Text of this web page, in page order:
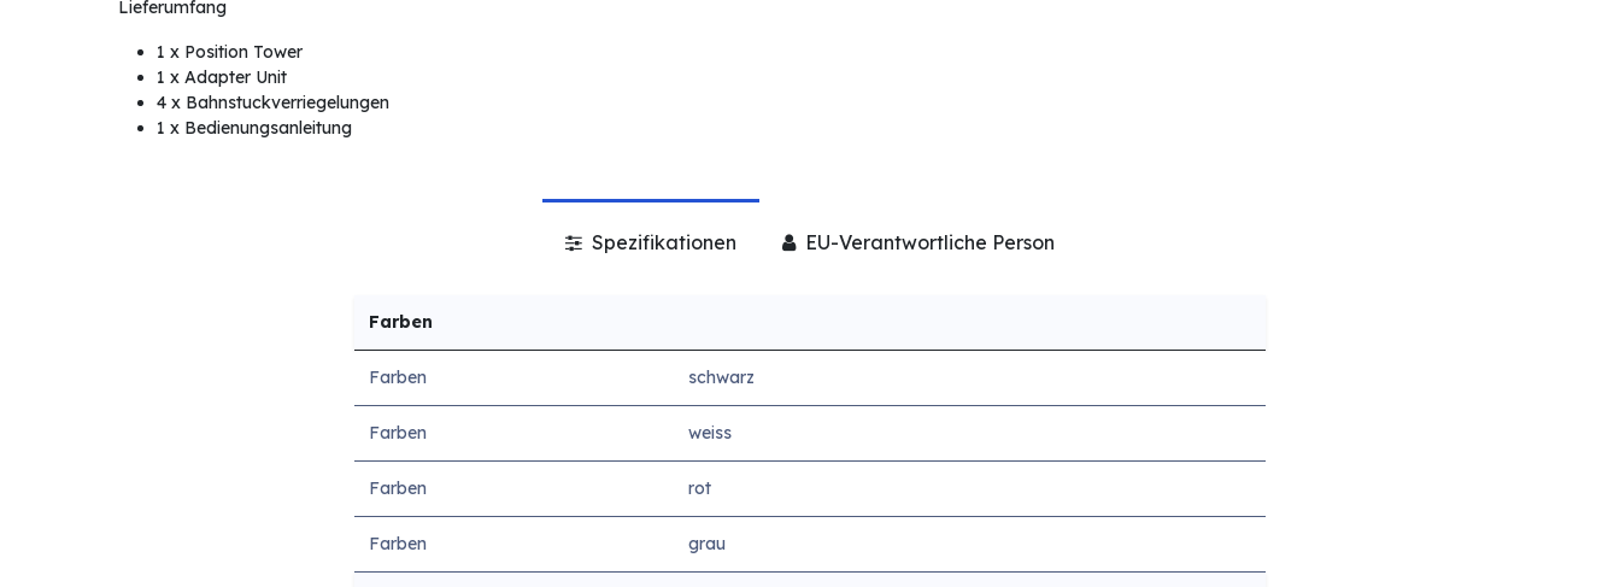
Lieferumfang
1 x Position Tower
1 x Adapter Unit
4 x Bahnstuckverriegelungen
1 x Bedienungsanleitung
Spezifikationen EU-Verantwortliche Person
Farben
Farben schwarz
Farben weiss
Farben rot
Farben grau